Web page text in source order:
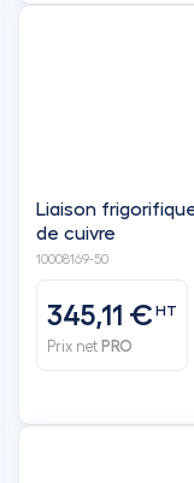
Liaison
de cuivre
10008169-50
345,11 €HT
Prix net PRO